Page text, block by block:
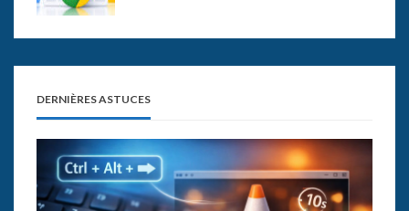
DERNIÈRES ASTUCES